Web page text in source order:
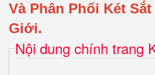
Và Phân Phối Két
Giới.
Nội dung chính trang